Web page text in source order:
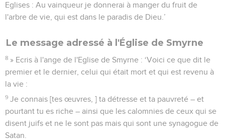
Eglises : Au vainqueur je donnerai à manger du fruit de
l'arbre de vie, qui est dans le paradis de Dieu.’
Le message adressé à l'Église de Smyrne
8 » Ecris à l'ange de l'Eglise de Smyrne : ‘Voici ce que dit le
premier et le dernier, celui qui était mort et qui est revenu à
la vie :
9 Je connais [tes œuvres, ] ta détresse et ta pauvreté – et
pourtant tu es riche – ainsi que les calomnies de ceux qui se
disent juifs et ne le sont pas mais qui sont une synagogue de
Satan.